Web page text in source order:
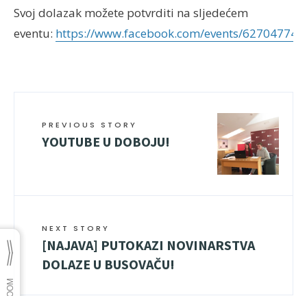
Svoj dolazak možete potvrditi na sljedećem
eventu: https://www.facebook.com/events/
PREVIOUS STORY
YOUTUBE U DOBOJU!
NEXT STORY
[NAJAVA] PUTOKAZI NOVINARSTVA
DOLAZE U BUSOVAČU!